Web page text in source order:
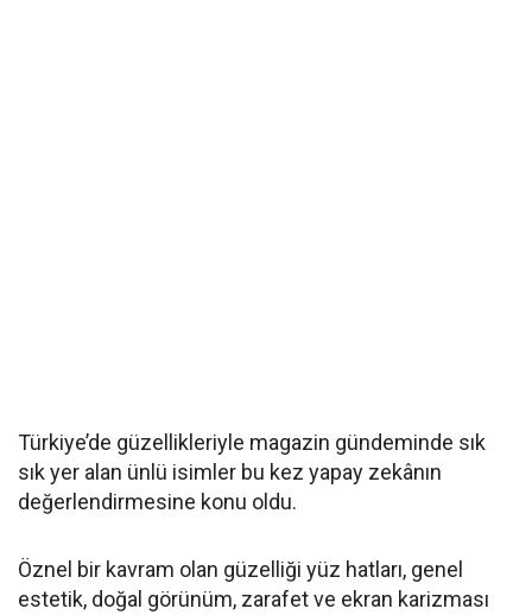
Türkiye’de güzellikleriyle magazin gündeminde sık
sık yer alan ünlü isimler bu kez yapay zekânın
değerlendirmesine konu oldu.
Öznel bir kavram olan güzelliği yüz hatları, genel
estetik, doğal görünüm, zarafet ve ekran karizması